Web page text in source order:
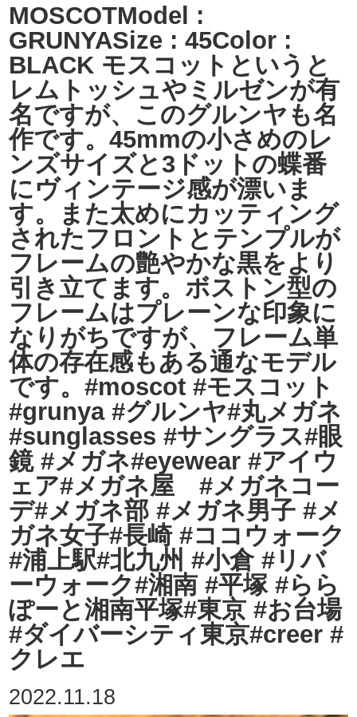
MOSCOTModel :
GRUNYASize : 45Color :
BLACK モスコットというと
レムトッシュやミルゼンが有
名ですが、このグルンヤも名
作です。45mmの小さめのレ
ンズサイズと3ドットの蝶番
にヴィンテージ感が漂いま
す。また太めにカッティング
されたフロントとテンプルが
フレームの艶やかな黒をより
引き立てます。ボストン型の
フレームはプレーンな印象に
なりがちですが、フレーム単
体の存在感もある通なモデル
です。#moscot #モスコット
#grunya #グルンヤ#丸メガネ
#sunglasses #サングラス#眼
鏡 #メガネ#eyewear #アイウ
ェア#メガネ屋 #メガネコー
デ#メガネ部 #メガネ男子 #メ
ガネ女子#長崎 #ココウォーク
#浦上駅#北九州 #小倉 #リバ
ーウォーク#湘南 #平塚 #らら
ぽーと湘南平塚#東京 #お台場
#ダイバーシティ東京#creer #
クレエ
2022.11.18